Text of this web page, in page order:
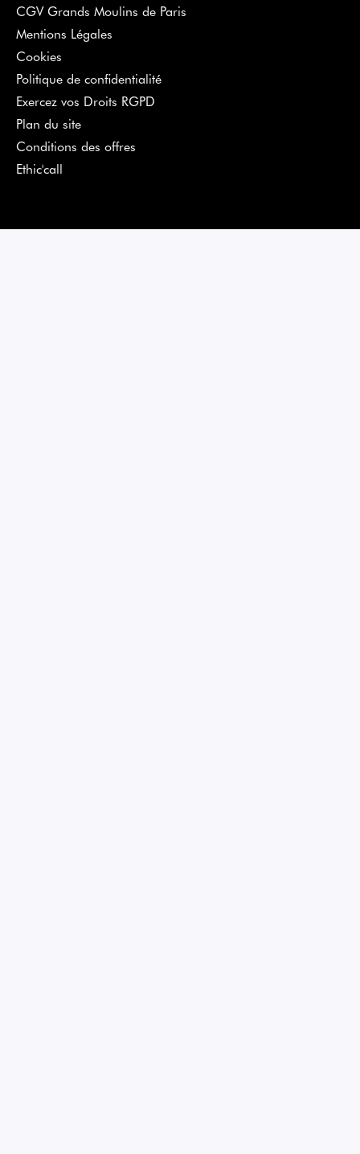
CGV Grands Moulins de Paris
Mentions Légales
Cookies
Politique de confidentialité
Exercez vos Droits RGPD
Plan du site
Conditions des offres
Ethic'call